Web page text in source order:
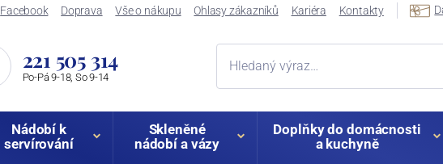
Facebook Doprava Vše o nákupu Ohlasy zákazníků Kariéra Kontakty
221 505 314
Po-Pá 9-18, So 9-14
Nádobí k
servírování
Skleněné
nádobí a vázy
Doplňky do domácnosti
a kuchyně